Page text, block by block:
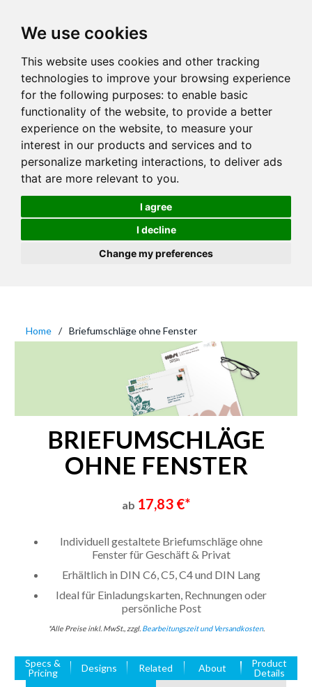
We use cookies
This website uses cookies and other tracking
technologies to improve your browsing experience
for the following purposes: to enable basic
functionality of the website, to provide a better
experience on the website, to measure your
interest in our products and services and to
personalize marketing interactions, to deliver ads
that are more relevant to you.
I agree
I decline
Change my preferences
Home Briefumschläge ohne Fenster
BRIEFUMSCHLÄGE
OHNE FENSTER
ab 17,83 €*
Individuell gestaltete Briefumschläge ohne
Fenster für Geschäft & Privat
Erhältlich in DIN C6, C5, C4 und DIN Lang
Ideal für Einladungskarten, Rechnungen oder
persönliche Post
*Alle Preise inkl. MwSt., zzgl. Bearbeitungszeit und Versandkosten.
Specs &
Pricing
Designs Related About
Product
Details